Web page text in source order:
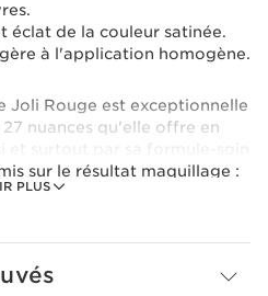
PLUS
éclat de la couleur satinée.
à l'application homogène.
Joli Rouge est exceptionnelle
nuances qu'elle offre en
sur le résultat maquillage :
Un nouveau Joli Rouge
hydratation et nutrition, et